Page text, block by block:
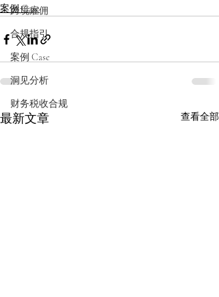
跨境雇佣
合规指引
案例 Case
洞见分析
财务税收合规
案例 Case
最新文章 查看全部